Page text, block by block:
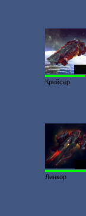
Крейсер
Линкор